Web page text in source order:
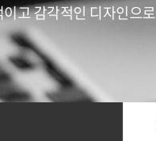
고 감각적인 디자인으